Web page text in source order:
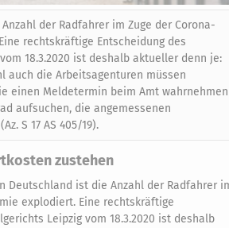
der Radfahrer im Zuge der Corona-
rechtskräftige Entscheidung des
18.3.2020 ist deshalb aktueller denn je:
auch die Arbeitsagenturen müssen
einen Meldetermin beim Amt wahrnehmen
aufsuchen, die angemessenen
S 17 AS 405/19).
zustehen
Deutschland ist die Anzahl der Radfahrer
explodiert. Eine rechtskräftige
Leipzig vom 18.3.2020 ist deshalb